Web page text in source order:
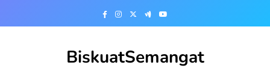
BiskuatSemangat